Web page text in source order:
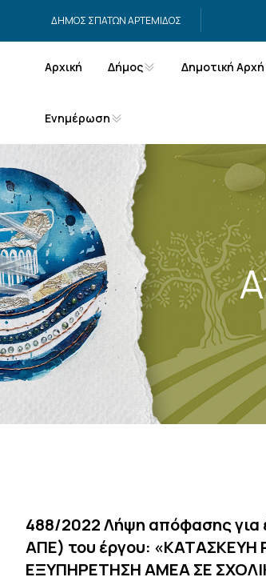
ΔΗΜΟΣ ΣΠΑΤΩΝ ΑΡΤΕΜΙΔΟΣ
Αρχική Δήμος Δημοτική Αρχή
Ενημέρωση
488/2022 Λήψη απόφασης για
ΑΠΕ) του έργου: «ΚΑΤΑΣΚΕΥΗ
ΕΞΥΠΗΡΕΤΗΣΗ ΑΜΕΑ ΣΕ